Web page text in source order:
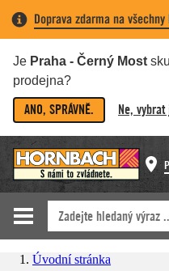
Doprava zdarma na
Je Praha - Černý Most
prodejna?
ANO, SPRÁVNĚ. Ne,
Úvodní stránka